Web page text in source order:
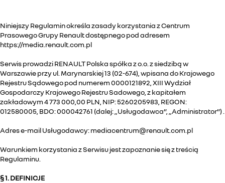
Niniejszy Regulamin określa zasady korzystania z Centrum
Prasowego Grupy Renault dostępnego pod adresem
https://media.renault.com.pl
Serwis prowadzi RENAULT Polska spółka z o.o. z siedzibą w
Warszawie przy ul. Marynarskiej 13 (02-674), wpisana do Krajowego
Rejestru Sądowego pod numerem 0000121892, XIII Wydział
Gospodarczy Krajowego Rejestru Sadowego, z kapitałem
zakładowym 4 773 000,00 PLN, NIP: 5260205983, REGON:
012580005, BDO: 000042761 (dalej: „Usługodawca”, „Administrator”) .
Adres e-mail Usługodawcy: mediacentrum@renault.com.pl
Warunkiem korzystania z Serwisu jest zapoznanie się z treścią
Regulaminu.
§ 1. DEFINICJE